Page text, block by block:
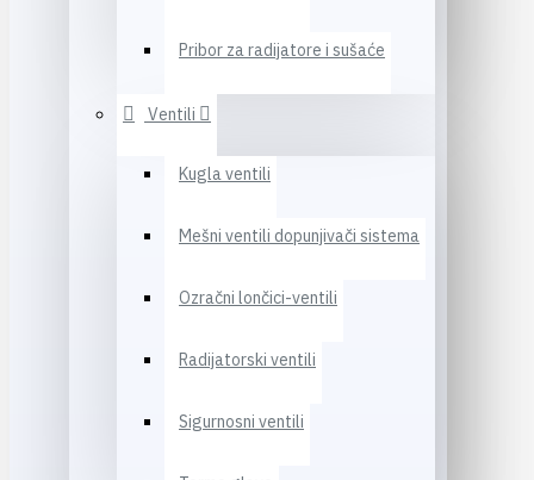
Pribor za radijatore i sušaće
Ventili
Kugla ventili
Mešni ventili dopunjivači sistema
Ozračni lončici-ventili
Radijatorski ventili
Sigurnosni ventili